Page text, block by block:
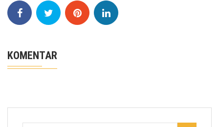
KOMENTAR